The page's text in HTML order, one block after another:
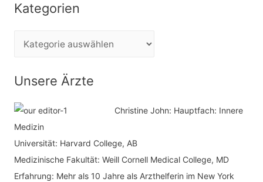
a
c
h
:
Kategorien
t
g
o
r
i
Unsere Ärzte
Christine John: Hauptfach: Innere
Medizin
Universität: Harvard College, AB
Medizinische Fakultät: Weill Cornell Medical College, MD
Erfahrung: Mehr als 10 Jahre als Arzthelferin im New York